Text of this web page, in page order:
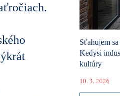
Sťahujem
Kedysi
kultúry
10. 3. 2026